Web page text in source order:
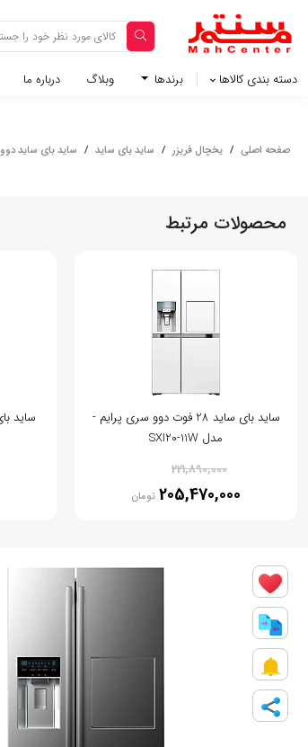
دسته بندی کالاها برندها وبلاگ‌ درباره ما
صفحه اصلی / یخچال فریزر / ساید بای ساید / ساید بای ساید دوو
محصولات مرتبط
ساید بای ساید 28 فوت دوو سری پرایم -
مدل SXI20-11W
221,890,000
205,470,000 تومان